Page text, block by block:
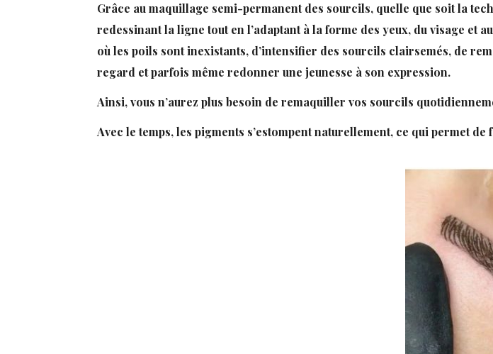
Grâce au maquillage semi-permanent des sourcils, quelle que soit la
redessinant la ligne tout en l’adaptant à la forme des yeux, du visage
où les poils sont inexistants, d’intensifier des sourcils clairsemés, de
regard et parfois même redonner une jeunesse à son expression.
Ainsi, vous n’aurez plus besoin de remaquiller vos sourcils
Avec le temps, les pigments s’estompent naturellement, ce qui permet